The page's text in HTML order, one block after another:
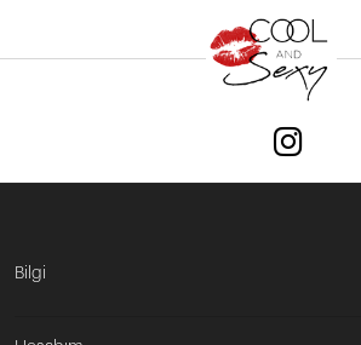
Bilgi